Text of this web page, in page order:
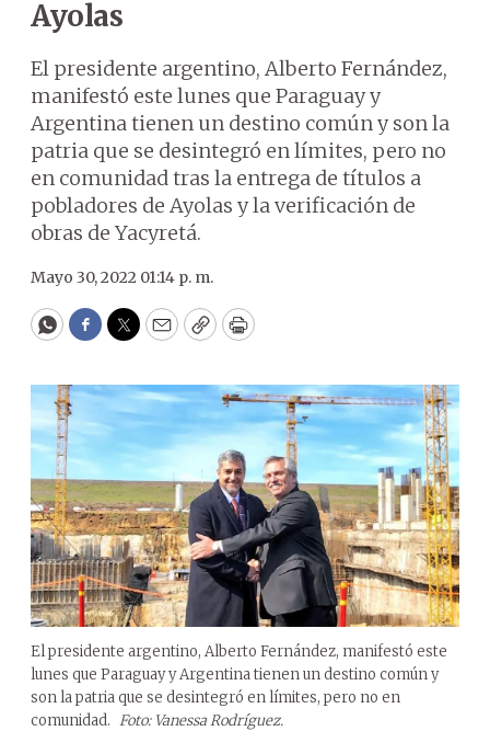
Ayolas
El presidente argentino, Alberto Fernández,
manifestó este lunes que Paraguay y
Argentina tienen un destino común y son la
patria que se desintegró en límites, pero no
en comunidad tras la entrega de títulos a
pobladores de Ayolas y la verificación de
obras de Yacyretá.
Mayo 30, 2022 01:14 p. m.
WhatsApp
Facebook
Twitter
EmailCopyPrint
El presidente argentino, Alberto Fernández, manifestó este
lunes que Paraguay y Argentina tienen un destino común y
son la patria que se desintegró en límites, pero no en
comunidad. Foto: Vanessa Rodríguez.